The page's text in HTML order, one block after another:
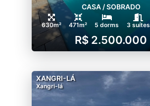
CASA / SOBRADO
630m² 471m² 5 dorms 3 suítes
R$ 2.500.000
XANGRI-LÁ
Xangri-lá